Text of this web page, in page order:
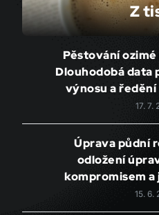
Z
Pěstování
Dlouhodobá
výnosu a
17. 7.
Úprava půdní
odložení
kompromisem
15. 6.